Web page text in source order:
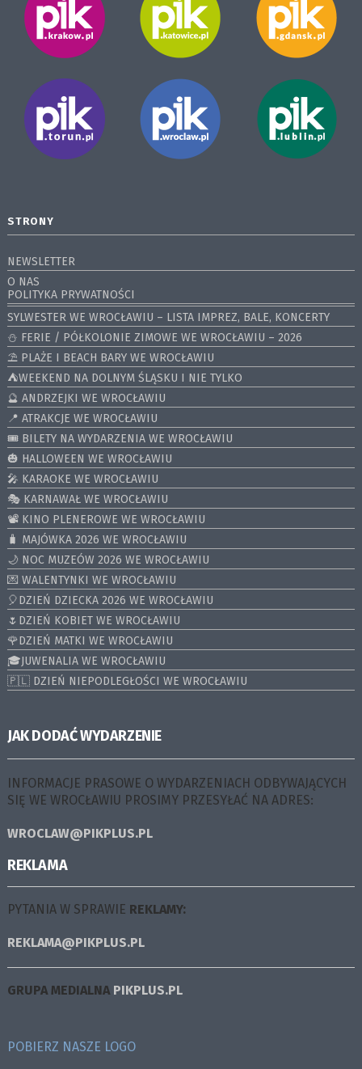
STRONY
NEWSLETTER
O NAS
POLITYKA PRYWATNOŚCI
SYLWESTER WE WROCŁAWIU – LISTA IMPREZ, BALE, KONCERTY
⛄️ FERIE / PÓŁKOLONIE ZIMOWE WE WROCŁAWIU – 2026
⛱️ PLAŻE I BEACH BARY WE WROCŁAWIU
⛺️WEEKEND NA DOLNYM ŚLĄSKU I NIE TYLKO
🔮 ANDRZEJKI WE WROCŁAWIU
📍 ATRAKCJE WE WROCŁAWIU
🎟️ BILETY NA WYDARZENIA WE WROCŁAWIU
🎃 HALLOWEEN WE WROCŁAWIU
🎤 KARAOKE WE WROCŁAWIU
🎭 KARNAWAŁ WE WROCŁAWIU
📽️ KINO PLENEROWE WE WROCŁAWIU
🧳 MAJÓWKA 2026 WE WROCŁAWIU
🌙 NOC MUZEÓW 2026 WE WROCŁAWIU
💌 WALENTYNKI WE WROCŁAWIU
🎈DZIEŃ DZIECKA 2026 WE WROCŁAWIU
🌷DZIEŃ KOBIET WE WROCŁAWIU
🌹DZIEŃ MATKI WE WROCŁAWIU
🎓JUWENALIA WE WROCŁAWIU
🇵🇱 DZIEŃ NIEPODLEGŁOŚCI WE WROCŁAWIU
JAK DODAĆ WYDARZENIE
INFORMACJE PRASOWE O WYDARZENIACH ODBYWAJĄCYCH
SIĘ WE WROCŁAWIU PROSIMY PRZESYŁAĆ NA ADRES:
WROCLAW@PIKPLUS.PL
REKLAMA
PYTANIA W SPRAWIE REKLAMY:
REKLAMA@PIKPLUS.PL
GRUPA MEDIALNA PIKPLUS.PL
POBIERZ NASZE LOGO